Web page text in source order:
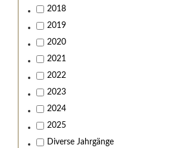
2018
2019
2020
2021
2022
2023
2024
2025
Diverse Jahrgänge